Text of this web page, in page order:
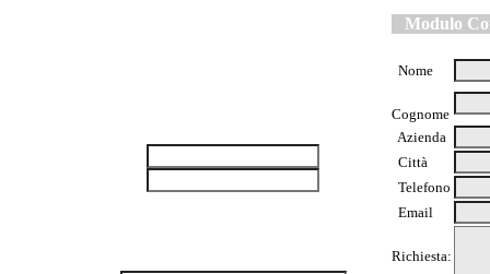
Modulo
Nome
Cognome
Azienda
Città
Telefono
Email
Richiesta: